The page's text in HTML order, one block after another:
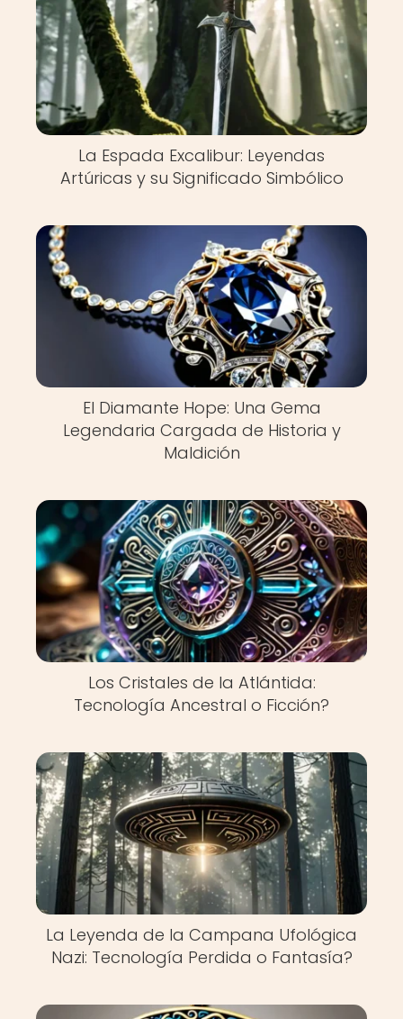
La Espada Excalibur: Leyendas
Artúricas y su Significado Simbólico
El Diamante Hope: Una Gema
Legendaria Cargada de Historia y
Maldición
Los Cristales de la Atlántida:
Tecnología Ancestral o Ficción?
La Leyenda de la Campana Ufológica
Nazi: Tecnología Perdida o Fantasía?